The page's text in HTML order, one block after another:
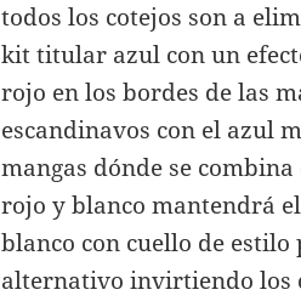
todos los cotejos son a
kit titular azul con un
rojo en los bordes de las
escandinavos con el azul
mangas dónde se
rojo y blanco mantendrá
blanco con cuello de
alternativo invirtiendo los